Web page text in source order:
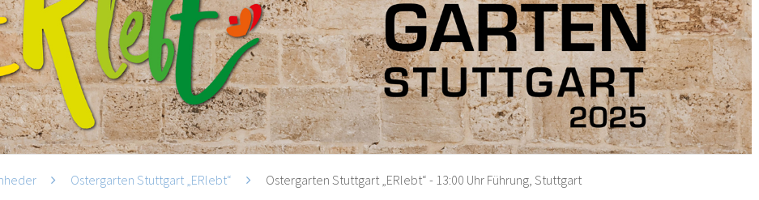
Ostergarten Stuttgart „ERlebt“ Ostergarten Stuttgart „ERlebt“ - 13:00 Uhr Führung, Stuttgart